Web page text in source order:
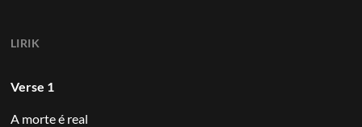
LIRIK
Verse 1
A morte é real